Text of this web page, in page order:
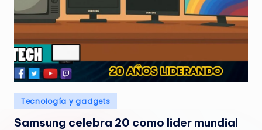
o
g
u
e
d
aPublicado
en
Tecnología y gadgets
Samsung celebra 20 como lider mundial